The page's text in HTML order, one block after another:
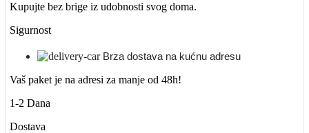
Kupujte bez brige iz udobnosti svog doma.
Sigurnost
Brza dostava na kućnu adresu
Vaš paket je na adresi za manje od 48h!
1-2 Dana
Dostava